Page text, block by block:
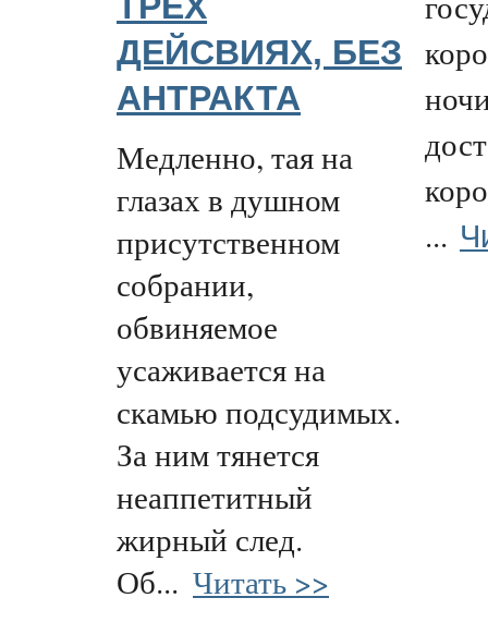
ДЕЙСВИЯХ, БЕЗ
АНТРАКТА
Медленно, тая на
глазах в душном
присутственном
собрании,
обвиняемое
усаживается на
скамью подсудимых.
За ним тянется
неаппетитный
жирный след.
Об... Читать >>
...